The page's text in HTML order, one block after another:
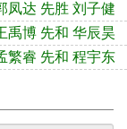
凤达 先胜 刘子健
禹博 先和 华辰昊
繁睿 先和 程宇东